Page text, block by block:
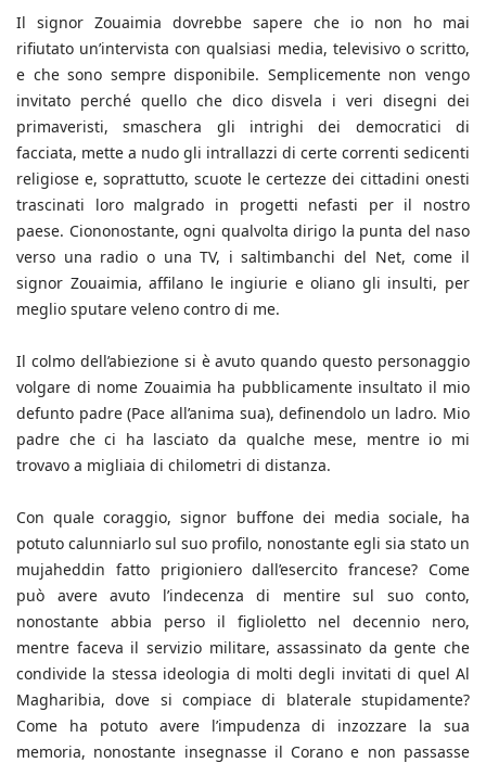
Il signor Zouaimia dovrebbe sapere che io non ho mai
rifiutato un’intervista con qualsiasi media, televisivo o scritto,
e che sono sempre disponibile. Semplicemente non vengo
invitato perché quello che dico disvela i veri disegni dei
primaveristi, smaschera gli intrighi dei democratici di
facciata, mette a nudo gli intrallazzi di certe correnti sedicenti
religiose e, soprattutto, scuote le certezze dei cittadini onesti
trascinati loro malgrado in progetti nefasti per il nostro
paese. Ciononostante, ogni qualvolta dirigo la punta del naso
verso una radio o una TV, i saltimbanchi del Net, come il
signor Zouaimia, affilano le ingiurie e oliano gli insulti, per
meglio sputare veleno contro di me.
Il colmo dell’abiezione si è avuto quando questo personaggio
volgare di nome Zouaimia ha pubblicamente insultato il mio
defunto padre (Pace all’anima sua), definendolo un ladro. Mio
padre che ci ha lasciato da qualche mese, mentre io mi
trovavo a migliaia di chilometri di distanza.
Con quale coraggio, signor buffone dei media sociale, ha
potuto calunniarlo sul suo profilo, nonostante egli sia stato un
mujaheddin fatto prigioniero dall’esercito francese? Come
può avere avuto l’indecenza di mentire sul suo conto,
nonostante abbia perso il figlioletto nel decennio nero,
mentre faceva il servizio militare, assassinato da gente che
condivide la stessa ideologia di molti degli invitati di quel Al
Magharibia, dove si compiace di blaterale stupidamente?
Come ha potuto avere l’impudenza di inzozzare la sua
memoria, nonostante insegnasse il Corano e non passasse